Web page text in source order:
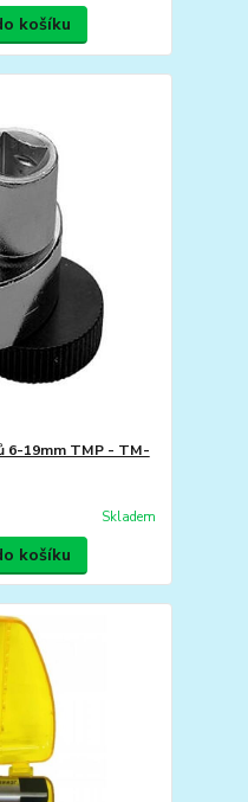
košíku
6-19mm TMP - TM-
Skladem
košíku